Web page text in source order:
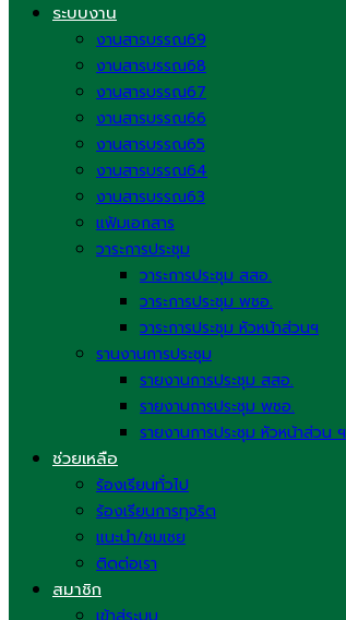
ระบบงาน
งานสารบรรณ69
งานสารบรรณ68
งานสารบรรณ67
งานสารบรรณ66
งานสารบรรณ65
งานสารบรรณ64
งานสารบรรณ63
แฟ้มเอกสาร
วาระการประชุม
วาระการประชุม สสอ.
วาระการประชุม พชอ.
วาระการประชุม หัวหน้าส่วนฯ
รานงานการประชุม
รายงานการประชุม สสอ.
รายงานการประชุม พชอ.
รายงานการประชุม หัวหน้าส่วน ฯ
ช่วยเหลือ
ร้องเรียนทั่วไป
ร้องเรียนการทุจริต
แนะนำ/ชมเชย
ติดต่อเรา
สมาชิก